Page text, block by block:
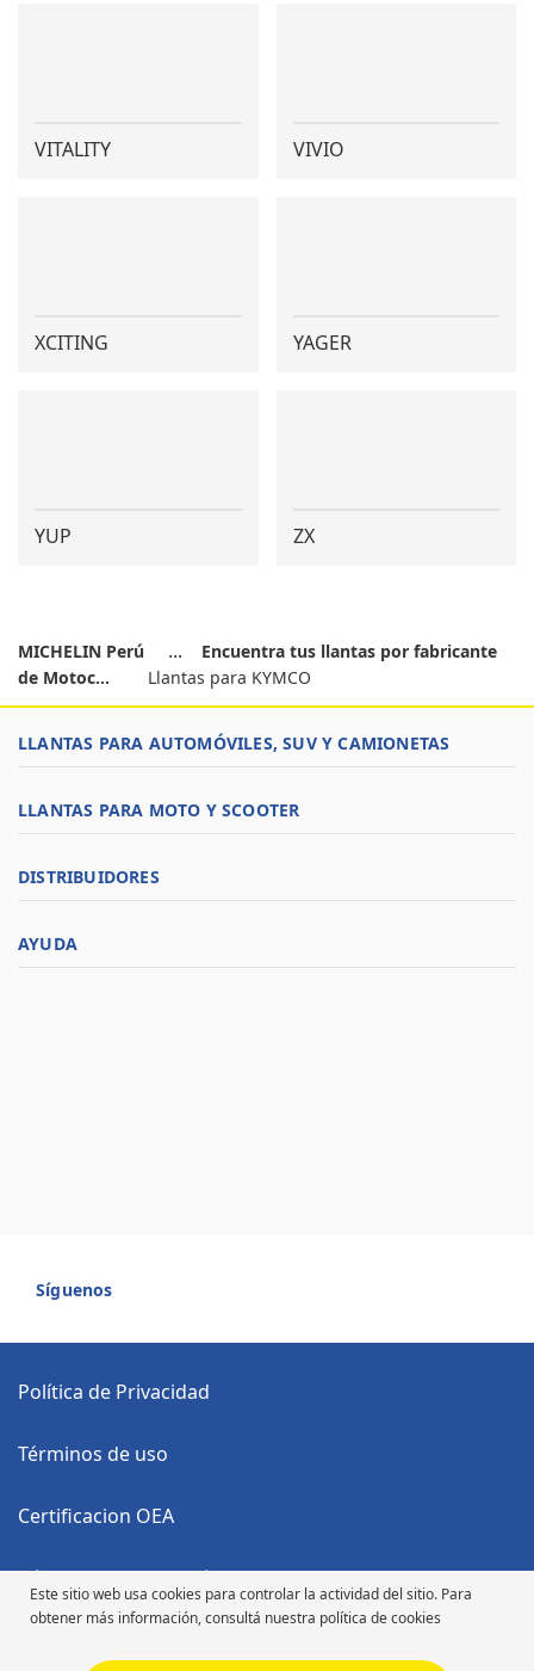
Este sitio web usa cookies para controlar la actividad del sitio. Para
obtener más información, consultá nuestra política de cookies
VITALITY VIVIO
XCITING YAGER
YUP ZX
MICHELIN Perú
Encuentra tus llantas por fabricante
de Motoc...
Llantas para KYMCO
LLANTAS PARA AUTOMÓVILES, SUV Y CAMIONETAS
LLANTAS PARA MOTO Y SCOOTER
DISTRIBUIDORES
AYUDA
Síguenos
Política de Privacidad
Términos de uso
Certificacion OEA
Código Anticorrupción